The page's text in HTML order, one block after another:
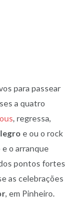
para passear
a quatro
, regressa,
e ou o rock
e o arranque
pontos fortes
as celebrações
, em Pinheiro.